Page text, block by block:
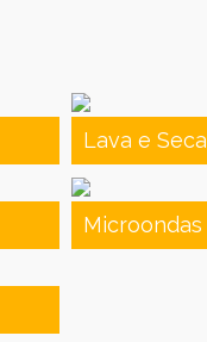
Lava e
Microondas